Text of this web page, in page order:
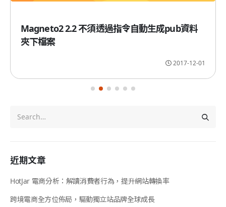
2017-12-01
Magneto2 2.2 不須透過指令自動生成pub資料
夾下檔案
近期文章
HotJar 電商分析：解讀消費者行為，提升網站轉換率
跨境電商全方位佈局，驅動獨立站品牌全球成長